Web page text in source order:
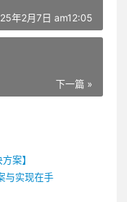
年2月7日 am12:05
下一篇 »
案】
与实现在手